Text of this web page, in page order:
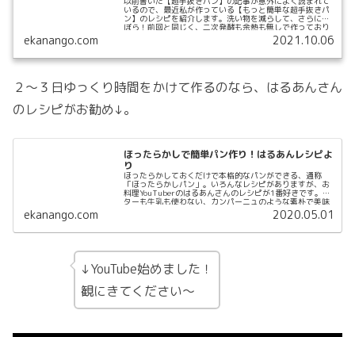
いるので、最近私が作っている【もっと簡単な超手抜きパ
ン】のレシピを紹介します。洗い物を減らして、さらにず
ぼら！前回と同じく、二次発酵も余熱も無しで作っており
ekanango.com 2021.10.06
２～３日ゆっくり時間をかけて作るのなら、はるあんさん
のレシピがお勧め↓。
ほったらかしで簡単パン作り！はるあんレシピよ
り
ほったらかしておくだけで本格的なパンができる、通称
「ほったらかしパン」。いろんなレシピがありますが、お
料理YouTuberのはるあんさんのレシピが1番好きです。バ
ターも牛乳も使わない、カンパーニュのような素朴で美味
ekanango.com 2020.05.01
↓YouTube始めました！
観にきてください～